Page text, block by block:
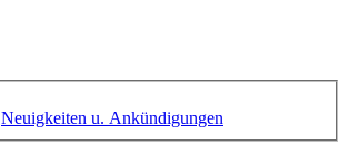
Neuigkeiten u. Ankündigungen